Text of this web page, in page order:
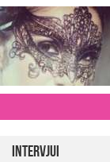
Intervjui